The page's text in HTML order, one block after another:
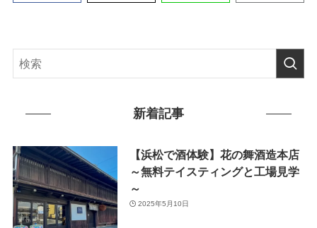
新着記事
【浜松で酒体験】花の舞酒造本店
～無料テイスティングと工場見学
～
2025年5月10日